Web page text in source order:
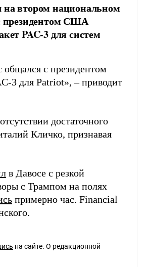
втором национальном
президентом США
PAC-3 для систем
с президентом
3 для Patriot», – приводит
достаточного
Кличко, признавая
в Давосе с резкой
с Трампом на полях
примерно час. Financial
на сайте. О редакционной